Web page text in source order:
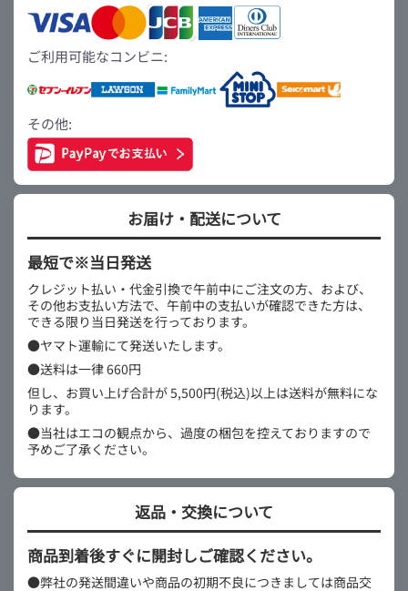
ご利用可能なコンビニ:
その他:
お届け・配送について
最短で※当日発送
クレジット払い・代金引換で午前中にご注文の方、および、
その他お支払い方法で、午前中の支払いが確認できた方は、
できる限り当日発送を行っております。
●ヤマト運輸にて発送いたします。
●送料は一律 660円
但し、お買い上げ合計が 5,500円(税込)以上は送料が無料にな
ります。
●当社はエコの観点から、過度の梱包を控えておりますので
予めご了承ください。
返品・交換について
商品到着後すぐに開封しご確認ください。
●弊社の発送間違いや商品の初期不良につきましては商品交